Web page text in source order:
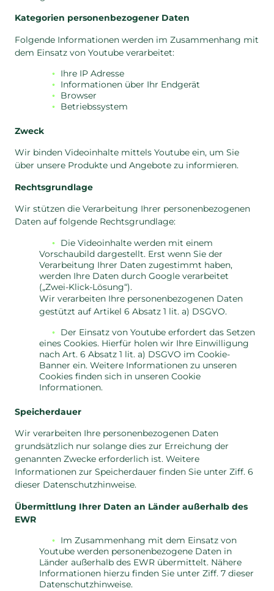
Kategorien personenbezogener Daten
Folgende Informationen werden im Zusammenhang mit
dem Einsatz von Youtube verarbeitet:
Ihre IP Adresse
Informationen über Ihr Endgerät
Browser
Betriebssystem
Zweck
Wir binden Videoinhalte mittels Youtube ein, um Sie
über unsere Produkte und Angebote zu informieren.
Rechtsgrundlage
Wir stützen die Verarbeitung Ihrer personenbezogenen
Daten auf folgende Rechtsgrundlage:
Die Videoinhalte werden mit einem
Vorschaubild dargestellt. Erst wenn Sie der
Verarbeitung Ihrer Daten zugestimmt haben,
werden Ihre Daten durch Google verarbeitet
(„Zwei-Klick-Lösung“).
Wir verarbeiten Ihre personenbezogenen Daten
gestützt auf Artikel 6 Absatz 1 lit. a) DSGVO.
Der Einsatz von Youtube erfordert das Setzen
eines Cookies. Hierfür holen wir Ihre Einwilligung
nach Art. 6 Absatz 1 lit. a) DSGVO im Cookie-
Banner ein. Weitere Informationen zu unseren
Cookies finden sich in unseren Cookie
Informationen.
Speicherdauer
Wir verarbeiten Ihre personenbezogenen Daten
grundsätzlich nur solange dies zur Erreichung der
genannten Zwecke erforderlich ist. Weitere
Informationen zur Speicherdauer finden Sie unter Ziff. 6
dieser Datenschutzhinweise.
Übermittlung Ihrer Daten an Länder außerhalb des
EWR
Im Zusammenhang mit dem Einsatz von
Youtube werden personenbezogene Daten in
Länder außerhalb des EWR übermittelt. Nähere
Informationen hierzu finden Sie unter Ziff. 7 dieser
Datenschutzhinweise.